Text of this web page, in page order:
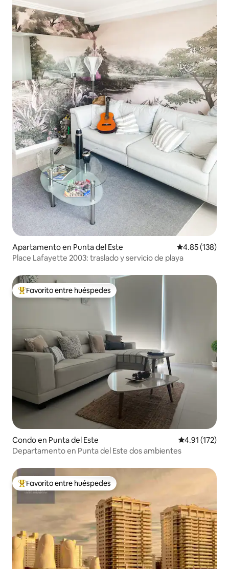
Apartamento en Punta del Este Calificación
4.85 (138)
Place Lafayette 2003: traslado y servicio de playa
Favorito entre huéspedes preferido
Favorito entre huéspedes
Condo en Punta del Este Calificación
4.91 (172)
Departamento en Punta del Este dos ambientes
Favorito entre huéspedes preferido
Favorito entre huéspedes